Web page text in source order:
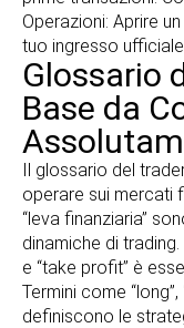
Operazioni: Aprire
tuo ingresso
Glossario
Base da
Il glossario del
operare sui mercati
“leva finanziaria”
dinamiche di
e “take profit” è
Termini come
definiscono le